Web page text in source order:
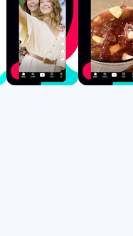
أوسع
إعجاب وتعليق وحفظ
وإشعارات محدثة